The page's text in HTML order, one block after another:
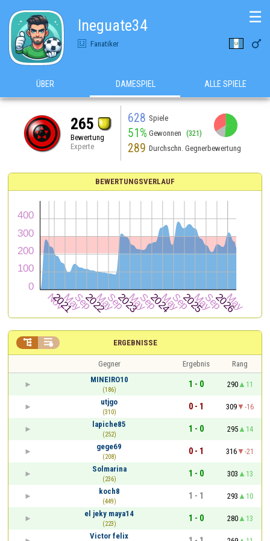
Ineguate34
Fanatiker 
☰
ÜBER DAMESPIEL ALLE SPIELE
265
Bewertung
Experte
628 Spiele
51% Gewonnen (321)
289 Durchschn. Gegnerbewertung
BEWERTUNGSVERLAUF
ERGEBNISSE
 
Gegner Ergebnis
Rang
MINEIRO10
(186)
1 - 0 290
11
utjgo
(310)
0 - 1 309
-16
lapiche85
(252)
1 - 0 295
14
gege69
(208)
0 - 1 316
-21
Solmarina
(236)
1 - 0 303
13
koch8
(449)
1 - 1 293
10
el jeky maya14
(223)
1 - 0 280
13
Victor felix